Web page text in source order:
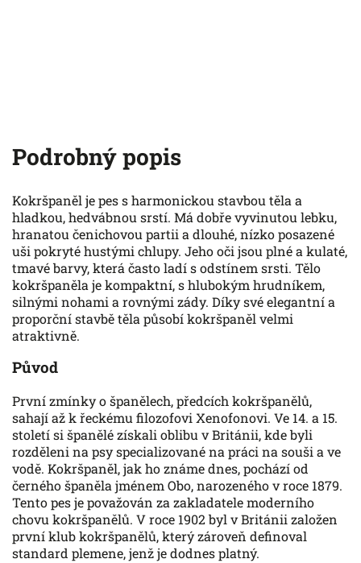
Podrobný popis
Kokršpaněl je pes s harmonickou stavbou těla a
hladkou, hedvábnou srstí. Má dobře vyvinutou lebku,
hranatou čenichovou partii a dlouhé, nízko posazené
uši pokryté hustými chlupy. Jeho oči jsou plné a kulaté,
tmavé barvy, která často ladí s odstínem srsti. Tělo
kokršpaněla je kompaktní, s hlubokým hrudníkem,
silnými nohami a rovnými zády. Díky své elegantní a
proporční stavbě těla působí kokršpaněl velmi
atraktivně.
Původ
První zmínky o španělech, předcích kokršpanělů,
sahají až k řeckému filozofovi Xenofonovi. Ve 14. a 15.
století si španělé získali oblibu v Británii, kde byli
rozděleni na psy specializované na práci na souši a ve
vodě. Kokršpaněl, jak ho známe dnes, pochází od
černého španěla jménem Obo, narozeného v roce 1879.
Tento pes je považován za zakladatele moderního
chovu kokršpanělů. V roce 1902 byl v Británii založen
první klub kokršpanělů, který zároveň definoval
standard plemene, jenž je dodnes platný.